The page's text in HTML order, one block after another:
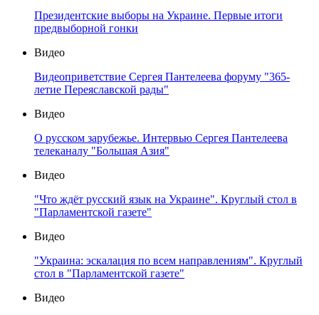
Президентские выборы на Украине. Первые итоги
предвыборной гонки
Видео
Видеоприветствие Сергея Пантелеева форуму "365-
летие Переяславской рады"
Видео
О русском зарубежье. Интервью Сергея Пантелеева
телеканалу "Большая Азия"
Видео
"Что ждёт русский язык на Украине". Круглый стол в
"Парламентской газете"
Видео
"Украина: эскалация по всем направлениям". Круглый
стол в "Парламентской газете"
Видео